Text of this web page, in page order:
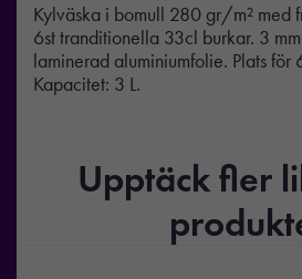
Kylväska i bomull 280 gr/m² med
6st tranditionella 33cl burkar. 3
laminerad aluminiumfolie. Plats för
Kapacitet: 3 L.
Upptäck fler